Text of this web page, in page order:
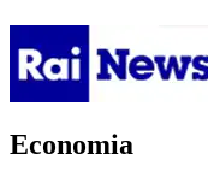
Economia